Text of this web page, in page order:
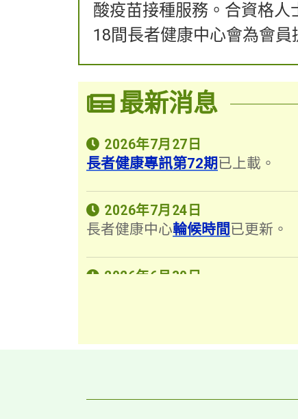
酸疫苗接種服務。合資格人
18間長者健康中心會為會
最新消息
2026年7月27日
長者健康專訊第72期 已上載。
2026年7月24日
長者健康中心輪候時間 已更新。
2026年6月30日
中心會為65歲或以上人士提供信